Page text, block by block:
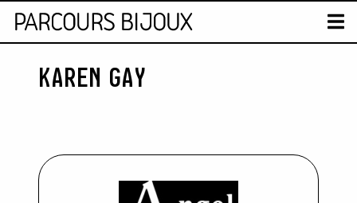
Skip to content
CARTE
KAREN GAY